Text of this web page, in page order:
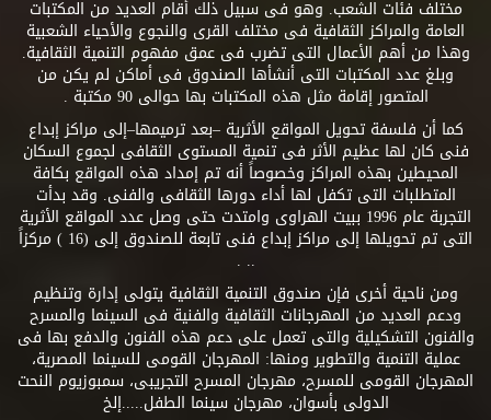
مختلف فئات الشعب. وهو فى سبيل ذلك أقام العديد من المكتبات
العامة والمراكز الثقافية فى مختلف القرى والنجوع والأحياء الشعبية
وهذا من أهم الأعمال التى تضرب فى عمق مفهوم التنمية الثقافية.
وبلغ عدد المكتبات التى أنشأها الصندوق فى أماكن لم يكن من
المتصور إقامة مثل هذه المكتبات بها حوالى 90 مكتبة .
كما أن فلسفة تحويل المواقع الأثرية –بعد ترميمها–إلى مراكز إبداع
فنى كان لها عظيم الأثر فى تنمية المستوى الثقافى لجموع السكان
المحيطين بهذه المراكز وخصوصاً أنه تم إمداد هذه المواقع بكافة
المتطلبات التى تكفل لها أداء دورها الثقافى والفنى. وقد بدأت
التجربة عام 1996 ببيت الهراوى وامتدت حتى وصل عدد المواقع الأثرية
التى تم تحويلها إلى مراكز إبداع فنى تابعة للصندوق إلى (16 ) مركزاً
.. .
ومن ناحية أخرى فإن صندوق التنمية الثقافية يتولى إدارة وتنظيم
ودعم العديد من المهرجانات الثقافية والفنية فى السينما والمسرح
والفنون التشكيلية والتى تعمل على دعم هذه الفنون والدفع بها فى
عملية التنمية والتطوير ومنها: المهرجان القومى للسينما المصرية،
المهرجان القومى للمسرح، مهرجان المسرح التجريبى، سمبوزيوم النحت
الدولى بأسوان، مهرجان سينما الطفل.....إلخ